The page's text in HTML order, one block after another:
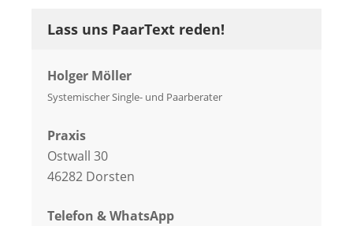
Lass uns PaarText reden!
Holger Möller
Systemischer Single- und Paarberater
Praxis
Ostwall 30
46282 Dorsten
Telefon & WhatsApp